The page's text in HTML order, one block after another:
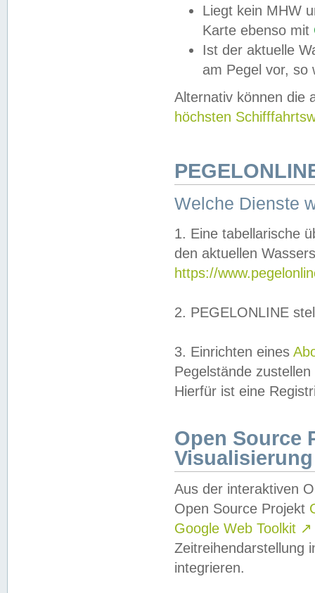
Liegt kein MHW
Karte ebenso mit
Ist der aktuelle
am Pegel vor,
Alternativ können die
höchsten
Welche Dienste
1. Eine tabellarische
den aktuellen
https://
2. PEGELONLINE
3. Einrichten eines
Pegelstände
Hierfür ist eine
Open Source
Visualisierung
Aus der interaktiven
Open Source Projekt
Google Web Toolkit ↗
Zeitreihendarstellung
integrieren.